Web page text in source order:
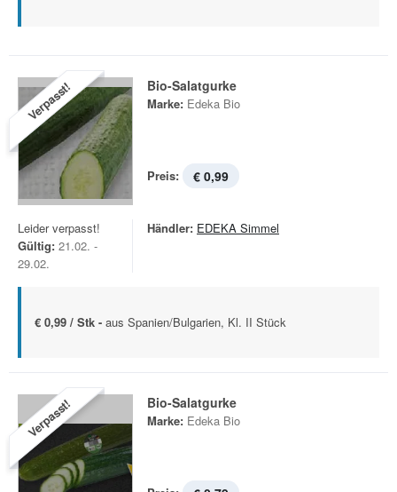
Verpasst! Bio-Salatgurke
Marke: Edeka Bio
Preis: € 0,99
Leider verpasst!
Gültig: 21.02. -
29.02.
Händler: EDEKA Simmel
€ 0,99 / Stk - aus Spanien/Bulgarien, Kl. II Stück
Verpasst! Bio-Salatgurke
Marke: Edeka Bio